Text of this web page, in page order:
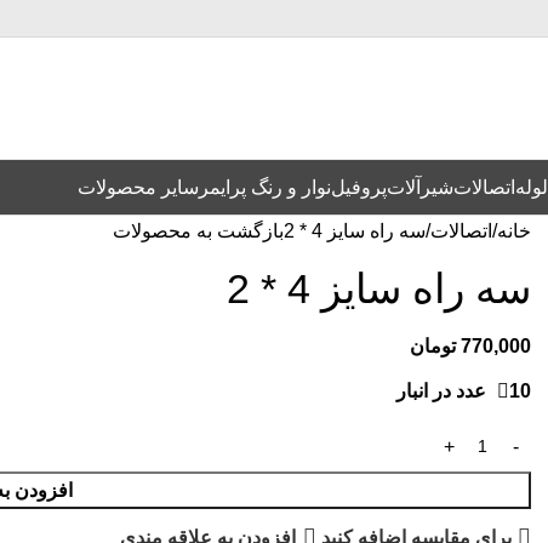
لوله اتصالاتشیرآلاتپروفیلنوار و رنگ پرایمر سایر محصولات
خانه اتصالات سه راه سایز 4 * 2 بازگشت به محصولات
سه راه سایز 4 * 2
770,000 تومان
10 عدد در انبار
افزودن
برای مقایسه اضافه کنید افزودن به علاقه مندی